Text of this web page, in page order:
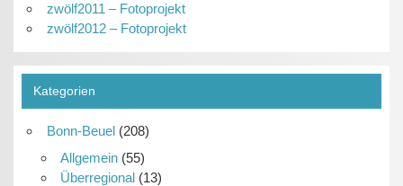
zwölf2011 – Fotoprojekt
zwölf2012 – Fotoprojekt
Kategorien
Bonn-Beuel(208)
Allgemein(55)
Überregional(13)